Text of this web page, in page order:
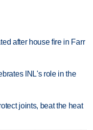
after house fire in Farr
INL's role in the
joints, beat the heat